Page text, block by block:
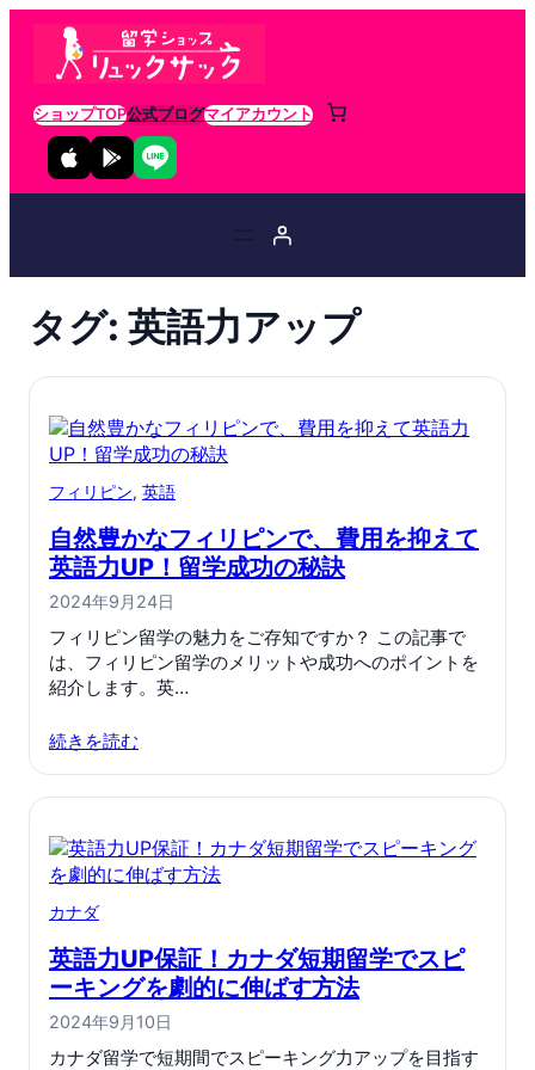
ショップTOP公式ブログマイアカウント
タグ: 英語力アップ
フィリピン, 英語
自然豊かなフィリピンで、費用を抑えて
英語力UP！留学成功の秘訣
2024年9月24日
フィリピン留学の魅力をご存知ですか？ この記事で
は、フィリピン留学のメリットや成功へのポイントを
紹介します。英…
続きを読む
カナダ
英語力UP保証！カナダ短期留学でスピ
ーキングを劇的に伸ばす方法
2024年9月10日
カナダ留学で短期間でスピーキング力アップを目指す